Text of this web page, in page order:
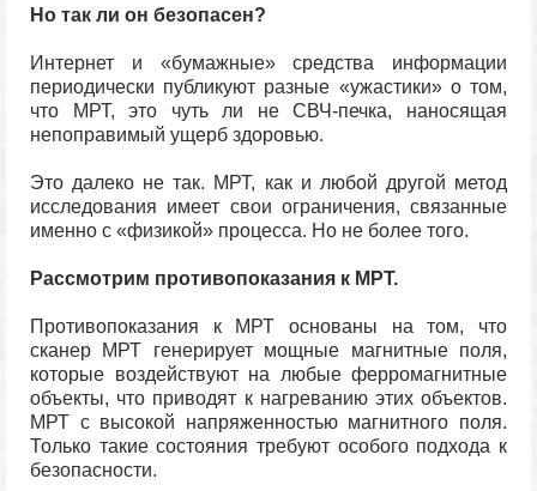
Но так ли он безопасен?
Интернет и «бумажные» средства информации
периодически публикуют разные «ужастики» о том,
что МРТ, это чуть ли не СВЧ-печка, наносящая
непоправимый ущерб здоровью.
Это далеко не так. МРТ, как и любой другой метод
исследования имеет свои ограничения, связанные
именно с «физикой» процесса. Но не более того.
Рассмотрим противопоказания к МРТ.
Противопоказания к МРТ основаны на том, что
сканер МРТ генерирует мощные магнитные поля,
которые воздействуют на любые ферромагнитные
объекты, что приводят к нагреванию этих объектов.
МРТ с высокой напряженностью магнитного поля.
Только такие состояния требуют особого подхода к
безопасности.